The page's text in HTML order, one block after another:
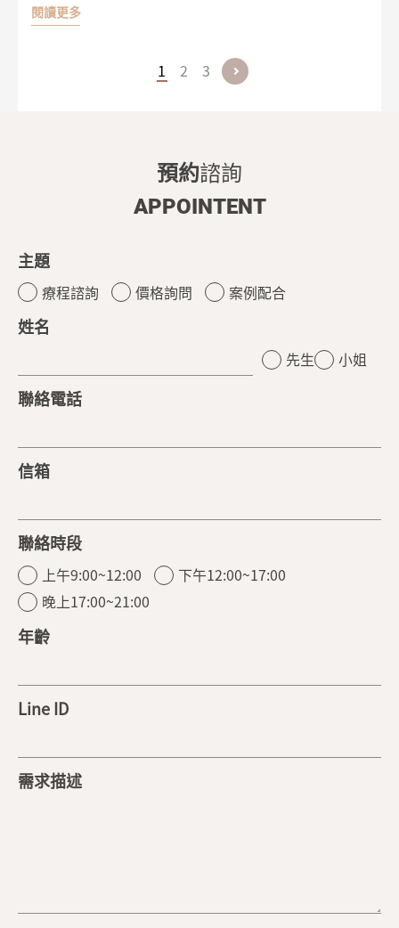
增生，讓肌膚保持緊緻年輕！
閱讀更多
1 2 3
預約諮詢
APPOINTENT
主題
療程諮詢 價格詢問 案例配合
姓名
先生 小姐
聯絡電話
信箱
聯絡時段
上午9:00~12:00
下午12:00~17:00
晚上17:00~21:00
年齡
Line ID
需求描述